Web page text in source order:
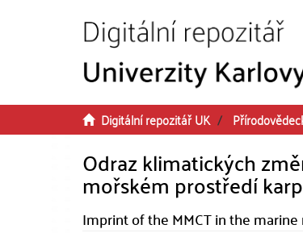
Digitální repozitář UK
Odraz klimatických
mořském prostředí
Imprint of the MMCT in the